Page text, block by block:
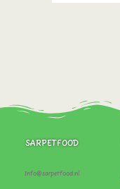
SARPETFOOD
Info@sarpetfood.nl